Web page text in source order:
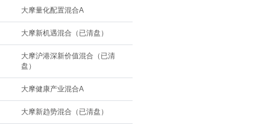
大摩量化配置混合A
大摩新机遇混合（已清盘）
大摩沪港深新价值混合（已清
盘）
大摩健康产业混合A
大摩新趋势混合（已清盘）